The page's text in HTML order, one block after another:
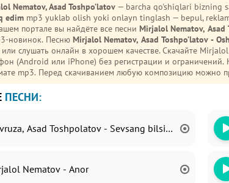
Nematov, Asad Toshpo’latov — barcha qo'shiqlari bizning
edim mp3 yuklab olish yoki onlayn tinglash — bepul,
портале вы найдёте все песни Mirjalol Nematov, Asad
новинок. Песню Mirjalol Nematov, Asad Toshpo’latov -
онлайн в хорошем качестве. Скачайте Mirjalol Nematov, Asad Toshpo’latov - Oshiq edim mp3 на
(Android или iPhone) без регистрации и
mp3. Перед скачиванием любую композицию можно
ПЕСНИ:
Asad Toshpolatov - Sevsang bilsin dunyolar
Nematov - Anor